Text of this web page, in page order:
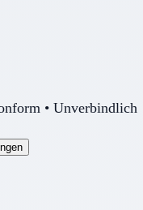
• Unverbindlich